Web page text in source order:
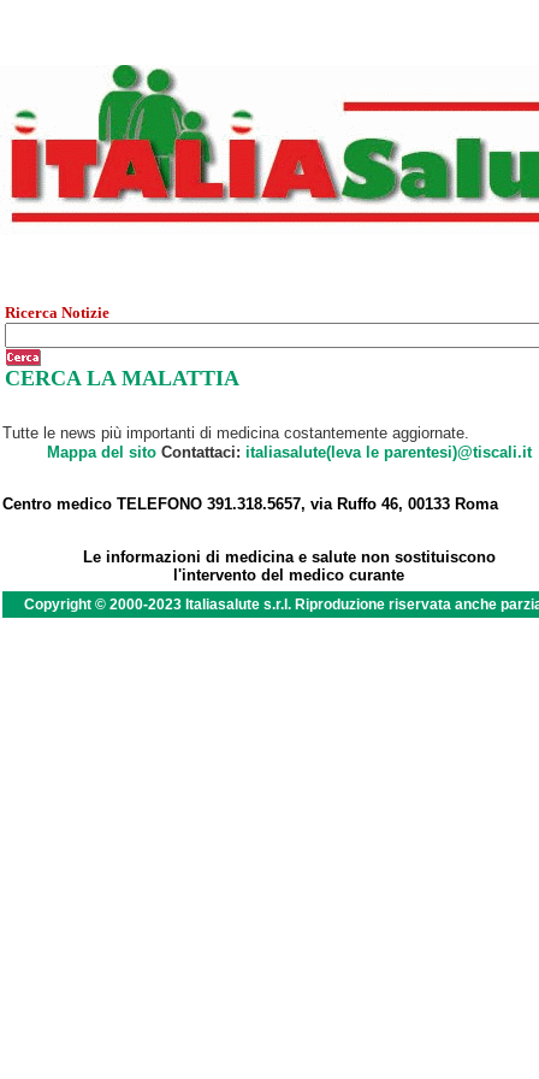
Ricerca Notizie
CERCA LA MALATTIA
Tutte le news più importanti di medicina costantemente aggiornate.
Mappa del sitoContattaci: italiasalute(leva le parentesi)@tiscali.it
Centro medico TELEFONO 391.318.5657, via Ruffo 46, 00133 Roma
Le informazioni di medicina e salute non sostituiscono
l'intervento del medico curante
Copyright © 2000-2023 Italiasalute s.r.l. Riproduzione riservata anche